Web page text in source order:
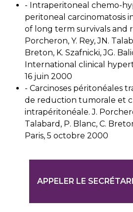
- Intraperitoneal chemo-
peritoneal carcinomatosis
of long term survivals and
Porcheron, Y. Rey, JN.
Breton, K. Szafnicki, JG.
International clinical
16 juin 2000
- Carcinoses péritonéales
de reduction tumorale et
intrapéritonéale. J.
Talabard, P. Blanc, C.
Paris, 5 octobre 2000
APPELER LE